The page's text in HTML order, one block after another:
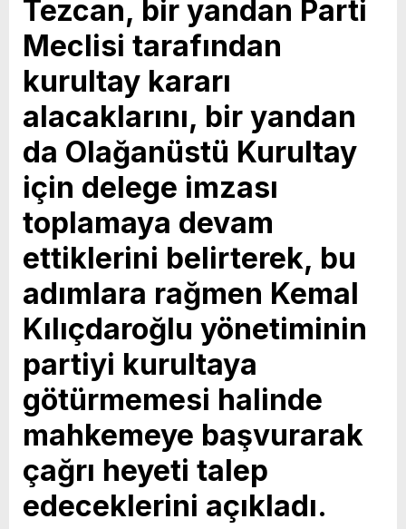
Vahap Seçer
Paylaşımda; Türkiye Belediyeler Birliği Başkanı
ve Mersin Büyükşehir Belediye Başkanımız
Sayın Vahap Seçer’i makamında ziyaret ettik.
Kentimiz başta olmak üzere yerel yönetimlere
ilişkin birçok konuda fikir alışverişinde
bulunduk. Ortak akıl ve iş birliğiyle hayata
geçireceğimiz çalışmalar üzerine verimli bir
görüşme gerçekleştirdik. Nazik ev sahipliği ve
kıymetli değerlendirmeleri için Başkanımız
Sayın Vahap Seçer’e teşekkür ediyorum.
Tezcan, bir yandan Parti
Meclisi tarafından
kurultay kararı
alacaklarını, bir yandan
da Olağanüstü Kurultay
için delege imzası
toplamaya devam
ettiklerini belirterek, bu
adımlara rağmen Kemal
Kılıçdaroğlu yönetiminin
partiyi kurultaya
götürmemesi halinde
mahkemeye başvurarak
çağrı heyeti talep
edeceklerini açıkladı.